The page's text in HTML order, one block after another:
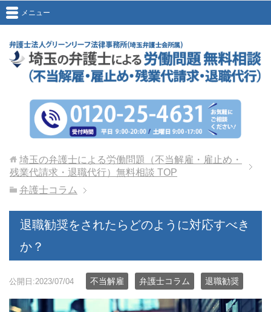
メニュー
埼玉の弁護士による労働問題（不当解雇・雇止め・
残業代請求・退職代行）無料相談 TOP
弁護士コラム
退職勧奨をされたらどのように対応すべき
か？
公開日:2023/07/04 不当解雇 弁護士コラム 退職勧奨